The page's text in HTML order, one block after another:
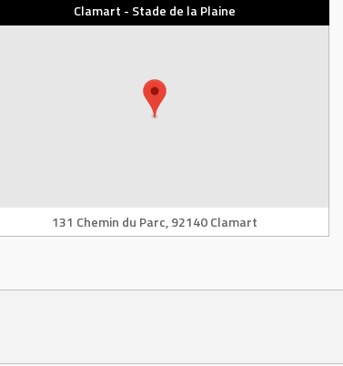
Clamart - Stade de la Plaine
131 Chemin du Parc, 92140 Clamart